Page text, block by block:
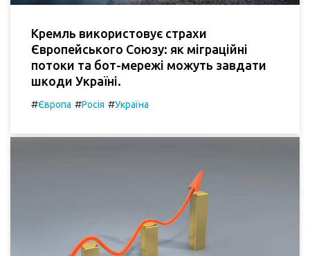
Кремль використовує страхи
Європейського Союзу: як міграційні
потоки та бот-мережі можуть завдати
шкоди Україні.
#Європа #Росія #Україна